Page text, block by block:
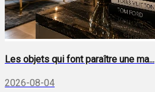
Les objets qui font paraître une ma...
2026-08-04